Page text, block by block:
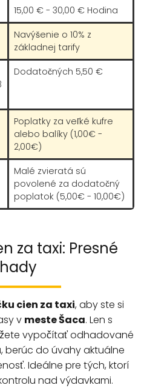
15,00 € - 30,00 € Hodina
Navýšenie o 10% z
základnej tarify
Dodatočných 5,50 €
Poplatky za veľké kufre
alebo balíky (1,00€ -
2,00€)
Malé zvieratá sú
povolené za dodatočný
poplatok (5,00€ - 10,00€)
za taxi: Presné
cien za taxi, aby ste si
v meste Šaca. Len s
vypočítať odhadované
berúc do úvahy aktuálne
Ideálne pre tých, ktorí
nad výdavkami.